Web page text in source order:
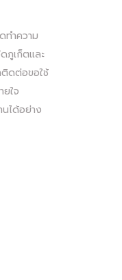
ทำความ
ภูเก็ตและ
ติดต่อขอใช้
ใจ
ได้อย่าง